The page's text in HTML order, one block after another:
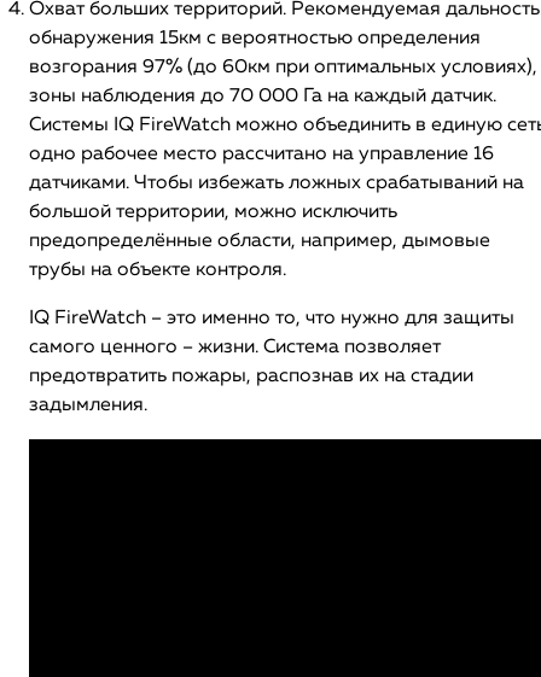
Охват больших территорий. Рекомендуемая дальность
обнаружения 15км с вероятностью определения
возгорания 97% (до 60км при оптимальных условиях),
зоны наблюдения до 70 000 Га на каждый датчик.
Системы IQ FireWatch можно объединить в единую
одно рабочее место рассчитано на управление 16
датчиками. Чтобы избежать ложных срабатываний на
большой территории, можно исключить
предопределённые области, например, дымовые
трубы на объекте контроля.
IQ FireWatch – это именно то, что нужно для защиты
самого ценного – жизни. Система позволяет
предотвратить пожары, распознав их на стадии
задымления.